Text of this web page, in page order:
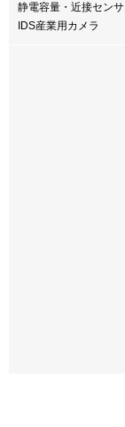
静電容量・近接センサ
IDS産業用カメラ